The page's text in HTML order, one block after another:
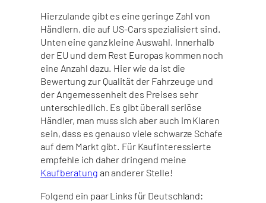
Hierzulande gibt es eine geringe Zahl von
Händlern, die auf US-Cars spezialisiert sind.
Unten eine ganz kleine Auswahl. Innerhalb
der EU und dem Rest Europas kommen noch
eine Anzahl dazu. Hier wie da ist die
Bewertung zur Qualität der Fahrzeuge und
der Angemessenheit des Preises sehr
unterschiedlich. Es gibt überall seriöse
Händler, man muss sich aber auch im Klaren
sein, dass es genauso viele schwarze Schafe
auf dem Markt gibt. Für Kaufinteressierte
empfehle ich daher dringend meine
Kaufberatung an anderer Stelle!
Folgend ein paar Links für Deutschland: